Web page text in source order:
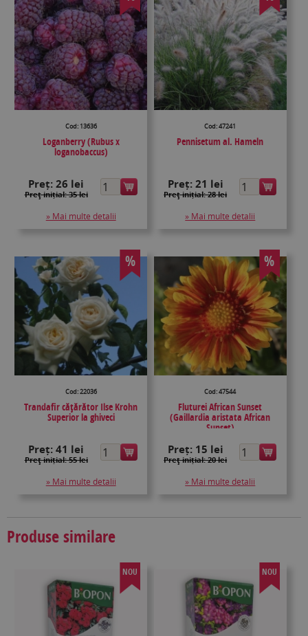
Cod: 13636
Loganberry (Rubus x
loganobaccus)
Preț:26 lei
Preţ inițial: 35 lei
» Mai multe detalii
Cod: 47241
Pennisetum al. Hameln
Preț: 21 lei
Preţ inițial: 28 lei
» Mai multe detalii
%
Cod: 22036
Trandafir cățărător Ilse Krohn
Superior la ghiveci
Preț:41 lei
Preţ inițial: 55 lei
» Mai multe detalii
%
Cod: 47544
Fluturei African Sunset
(Gaillardia aristata African
Sunset)
Preț: 15 lei
Preţ inițial: 20 lei
» Mai multe detalii
Produse similare
NOU NOU